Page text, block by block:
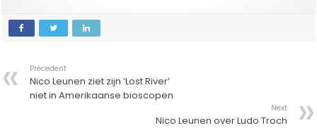
Précedent
Nico Leunen ziet zijn ‘Lost River’
niet in Amerikaanse bioscopen
Next
Nico Leunen over Ludo Troch